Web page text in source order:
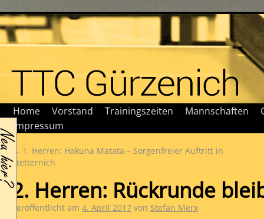
Home Vorstand Trainingszeiten Mannschaften
Impressum
← 1. Herren: Hakuna Matata – Sorgenfreier Auftritt in
Stetternich
2. Herren: Rückrunde
Veröffentlicht am 4. April 2017 von Stefan Merx